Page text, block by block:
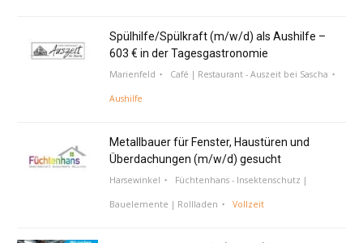
Spülhilfe/Spülkraft (m/w/d) als Aushilfe –
603 € in der Tagesgastronomie
Marienfeld Café | Restaurant - Auszeit bei Sascha
Aushilfe
Metallbauer für Fenster, Haustüren und
Überdachungen (m/w/d) gesucht
Harsewinkel Füchtenhans - Insektenschutz |
Bauelemente | Rollladen Vollzeit